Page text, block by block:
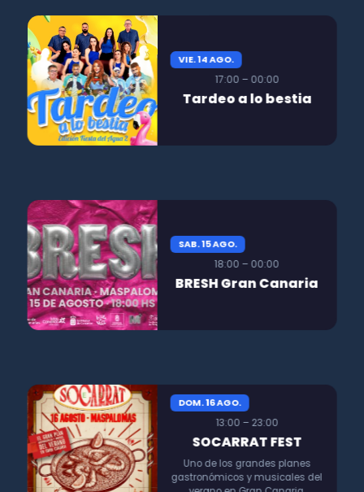
VIE. 14 AGO.
17:00 – 00:00
Tardeo a lo bestia
SAB. 15 AGO.
18:00 – 00:00
BRESH Gran Canaria
DOM. 16 AGO.
13:00 – 23:00
SOCARRAT FEST
Uno de los grandes planes
gastronómicos y musicales del